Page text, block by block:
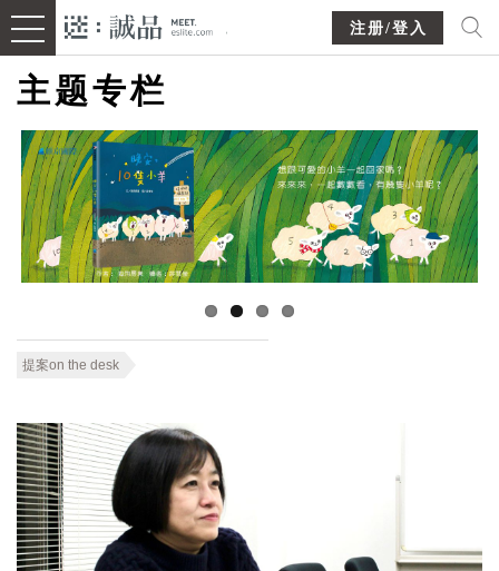
注册/登入
主题专栏
提案on the desk